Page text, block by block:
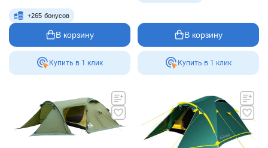
+265 бонусов
В корзину
Купить в 1 клик
В корзину
Купить в 1 клик